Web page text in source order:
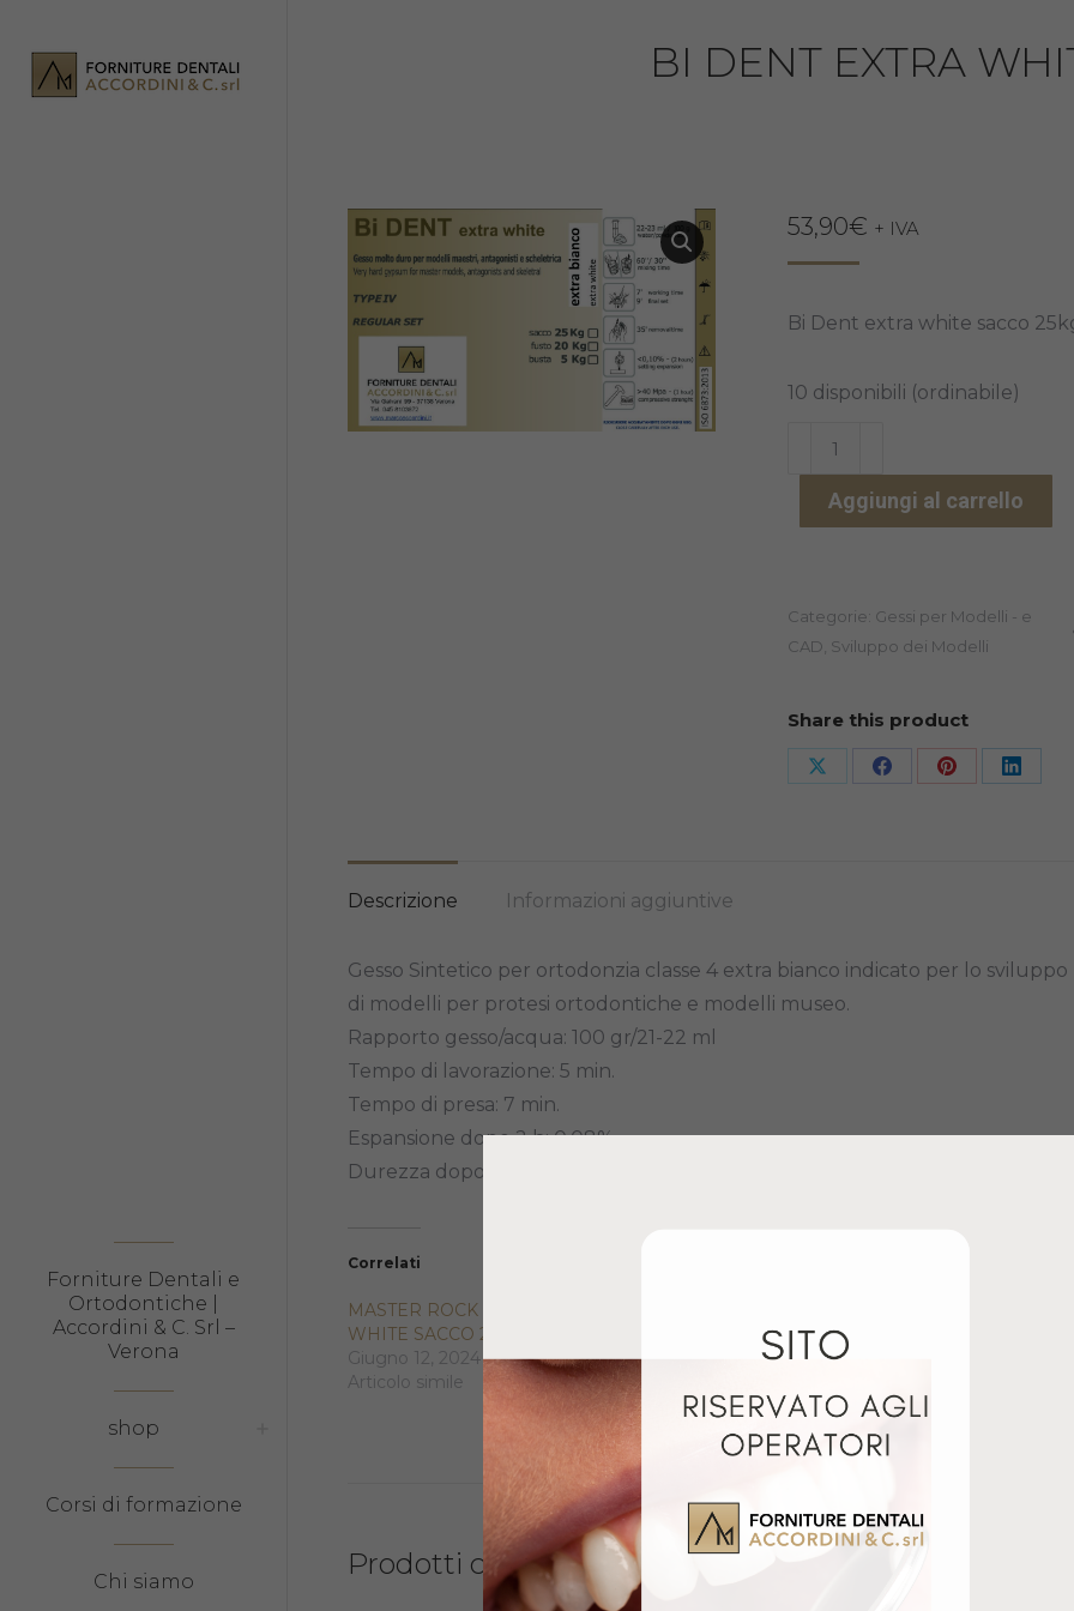
Forniture Dentali e
Ortodontiche |
Accordini & C. Srl –
Verona
shop
Corsi di formazione
Chi siamo
BI DENT EXTRA
53,90€ + IVA
Bi Dent extra white sacco
10 disponibili (ordinabile)
DENT
EXTRAAggiungi al carrello
Categorie: Gessi per Modelli - e
CAD Sviluppo dei Modelli
Share this product
Share
Share Share Share
Descrizione Informazioni aggiuntive
Gesso Sintetico per ortodonzia classe 4 extra bianco indicato per lo sviluppo
di modelli per protesi ortodontiche e modelli museo.
Rapporto gesso/acqua: 100 gr/21-22 ml
Tempo di lavorazione: 5 min.
Tempo di presa: 7 min.
Espansione dopo 2 h: 0,08%
Durezza dopo 24 h: 210 N/mm²
Correlati
MASTER ROCK IV EXTRA
WHITE SACCO 25KG
Giugno 12, 2024
Articolo simile
Articolo simile
20KG
Giugno 13, 2024
Prodotti correlati